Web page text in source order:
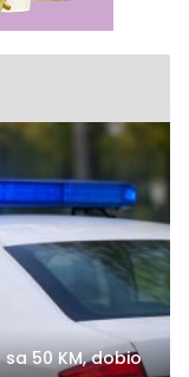
50 KM, dobio